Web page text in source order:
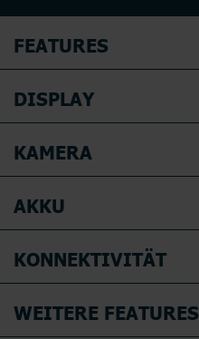
FEATURES
DISPLAY
KAMERA
AKKU
KONNEKTIVITÄT
WEITERE FEATURES